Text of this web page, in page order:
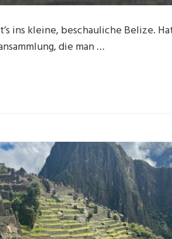
ins kleine, beschauliche Belize.
die man …